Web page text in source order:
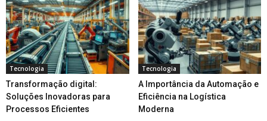
Tecnologia
Transformação digital:
Soluções Inovadoras para
Processos Eficientes
Tecnologia
A Importância da Automação e
Eficiência na Logística
Moderna